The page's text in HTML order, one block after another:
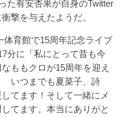
た有安杏果が自身のTwitter
撃を与えたようだ。
育館で15周年記念ライブ
分に「私にとって昔も今
ももクロが15周年を迎え
いつまでも夏菜子、詩
てます！そして一緒にメ
てます。本当にありがと